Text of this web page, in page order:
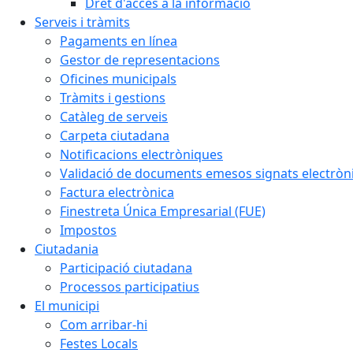
Serveis i tràmits
Pagaments en línea
Gestor de representacions
Oficines municipals
Tràmits i gestions
Catàleg de serveis
Carpeta ciutadana
Notificacions electròniques
Validació de documents emesos signats
Factura electrònica
Finestreta Única Empresarial (FUE)
Impostos
Ciutadania
Participació ciutadana
Processos participatius
El municipi
Com arribar-hi
Festes Locals